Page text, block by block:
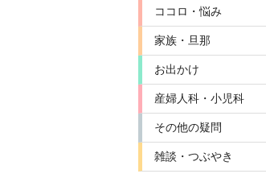
ココロ・悩み
家族・旦那
お出かけ
産婦人科・小児科
その他の疑問
雑談・つぶやき